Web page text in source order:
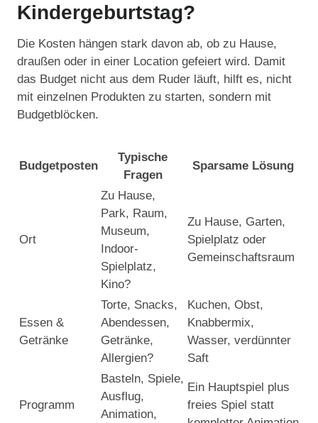
Kindergeburtstag?
Die Kosten hängen stark davon ab, ob zu Hause,
draußen oder in einer Location gefeiert wird. Damit
das Budget nicht aus dem Ruder läuft, hilft es, nicht
mit einzelnen Produkten zu starten, sondern mit
Budgetblöcken.
Budgetposten
Typische
Fragen
Sparsame Lösung
Ort
Zu Hause,
Park, Raum,
Museum,
Indoor-
Spielplatz,
Kino?
Zu Hause, Garten,
Spielplatz oder
Gemeinschaftsraum
Essen &
Getränke
Torte, Snacks,
Abendessen,
Getränke,
Allergien?
Kuchen, Obst,
Knabbermix,
Wasser, verdünnter
Saft
Programm
Basteln, Spiele,
Ausflug,
Animation,
Ein Hauptspiel plus
freies Spiel statt